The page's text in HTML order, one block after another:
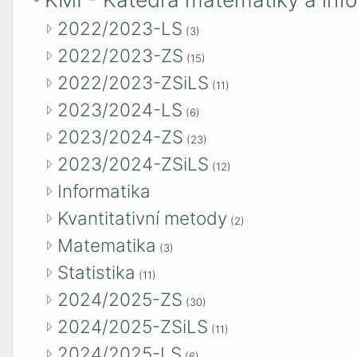
2022/2023-LS (3)
2022/2023-ZS (15)
2022/2023-ZSiLS (11)
2023/2024-LS (6)
2023/2024-ZS (23)
2023/2024-ZSiLS (12)
Informatika
Kvantitativní metody (2)
Matematika (3)
Statistika (11)
2024/2025-ZS (30)
2024/2025-ZSiLS (11)